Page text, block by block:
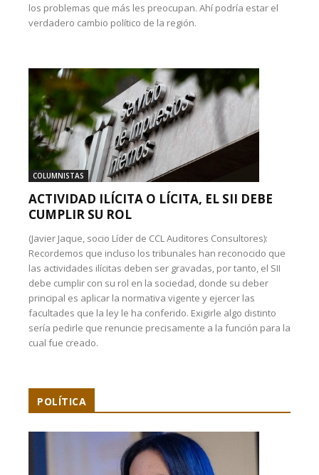
los problemas que más les preocupan. Ahí podría estar el
verdadero cambio político de la región.
COLUMNISTAS
ACTIVIDAD ILÍCITA O LÍCITA, EL SII DEBE
CUMPLIR SU ROL
(Javier Jaque, socio Líder de CCL Auditores Consultores):
Recordemos que incluso los tribunales han reconocido que
las actividades ilícitas deben ser gravadas, por tanto, el SII
debe cumplir con su rol en la sociedad, donde su deber
principal es aplicar la normativa vigente y ejercer las
facultades que la ley le ha conferido. Exigirle algo distinto
sería pedirle que renuncie precisamente a la función para la
cual fue creado.
POLÍTICA